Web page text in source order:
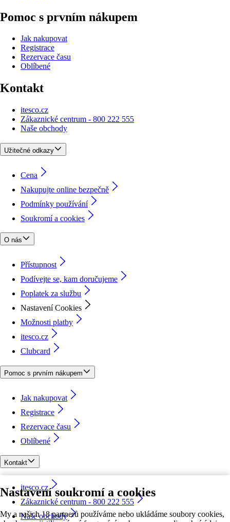
Nastavení soukromí a cookies
My a našich 18 partnerů používáme nebo ukládáme soubory cookies,
Pomoc s prvním nákupem
Jak nakupovat
Registrace
Rezervace času
Oblíbené
Kontakt
itesco.cz
Zákaznické centrum - 800 222 555
Naše obchody
Užitečné odkazy
Cena
Nakupujte online bezpečně
Podmínky používání
Soukromí a cookies
O nás
Přístupnost
Podívejte se, kam doručujeme
Poplatek za službu
Nastavení Cookies
Možnosti platby
itesco.cz
Clubcard
Pomoc s prvním nákupem
Jak nakupovat
Registrace
Rezervace času
Oblíbené
Kontakt
itesco.cz
Zákaznické centrum - 800 222 555
Naše obchody